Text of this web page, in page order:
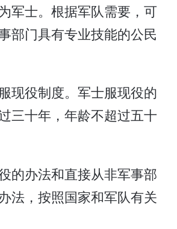
军士。根据军队需要，可
部门具有专业技能的公民
现役制度。军士服现役的
三十年，年龄不超过五十
的办法和直接从非军事部
法，按照国家和军队有关